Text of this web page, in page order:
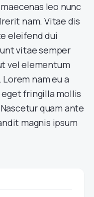
leo nunc
nam. Vitae dis
eleifend dui
vitae semper
vel elementum
nam eu a
fringilla mollis
quam ante
magnis ipsum